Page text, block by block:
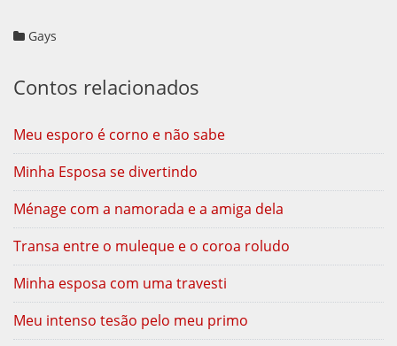
Gays
Contos relacionados
Meu esporo é corno e não sabe
Minha Esposa se divertindo
Ménage com a namorada e a amiga dela
Transa entre o muleque e o coroa roludo
Minha esposa com uma travesti
Meu intenso tesão pelo meu primo